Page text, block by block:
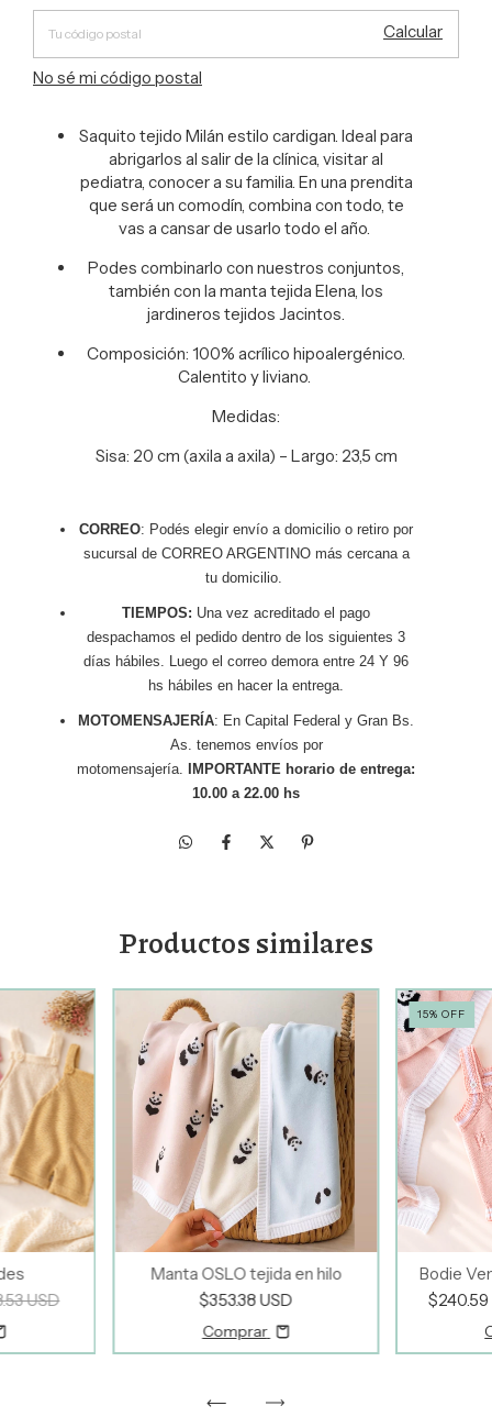
Calcular
No sé mi código postal
Saquito tejido Milán estilo cardigan. Ideal para
abrigarlos al salir de la clínica, visitar al
pediatra, conocer a su familia. En una prendita
que será un comodín, combina con todo, te
vas a cansar de usarlo todo el año.
Podes combinarlo con nuestros conjuntos,
también con la manta tejida Elena, los
jardineros tejidos Jacintos.
Composición: 100% acrílico hipoalergénico.
Calentito y liviano.
Medidas:
Sisa: 20 cm (axila a axila) – Largo: 23,5 cm
CORREO: Podés elegir envío a domicilio o retiro por
sucursal de CORREO ARGENTINO más cercana a
tu domicilio.
TIEMPOS: Una vez acreditado el pago
despachamos el pedido dentro de los siguientes 3
días hábiles. Luego el correo demora entre 24 Y 96
hs hábiles en hacer la entrega.
MOTOMENSAJERÍA: En Capital Federal y Gran Bs.
As. tenemos envíos por
motomensajería.
IMPORTANTE horario de entrega:
10.00 a 22.00 hs
Productos similares
USD
Manta OSLO tejida en hilo
$353.38 USD
Comprar
15%OFF
Bodie